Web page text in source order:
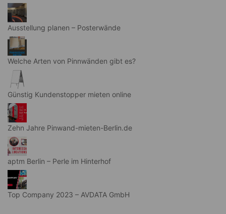
Ausstellung planen – Posterwände
Welche Arten von Pinnwänden gibt es?
Günstig Kundenstopper mieten online
Zehn Jahre Pinwand-mieten-Berlin.de
aptm Berlin – Perle im Hinterhof
Top Company 2023 – AVDATA GmbH